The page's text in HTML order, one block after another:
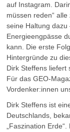
auf Instagram.
müssen reden“
seine Haltung dazu
Energieengpässe
kann. Die erste
Hintergründe zu
Dirk Steffens liefert
Für das GEO-
Vordenker:innen
Dirk Steffens ist
Deutschlands,
„Faszination